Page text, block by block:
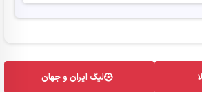
لیگ ایران و جهان